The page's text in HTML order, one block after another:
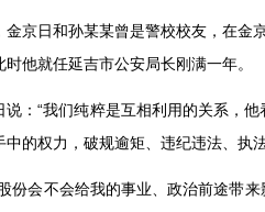
金京日和孙某某曾是警校校友，在金
时他就任延吉市公安局长刚满一年。
说：“我们纯粹是互相利用的关系，他
中的权力，破规逾矩、违纪违法、执法
份会不会给我的事业、政治前途带来